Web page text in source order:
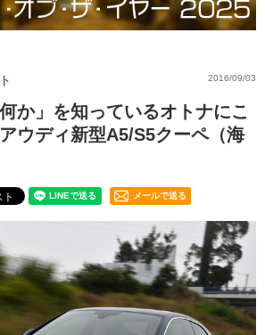
2016/09/03
か」を知っているオトナにこ
ウディ新型A5/S5クーペ（海
メールで送る